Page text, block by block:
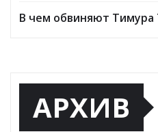
В чем обвиняют Тимура
АРХИВ